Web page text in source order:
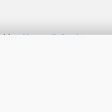
hier -Versandinfoseite